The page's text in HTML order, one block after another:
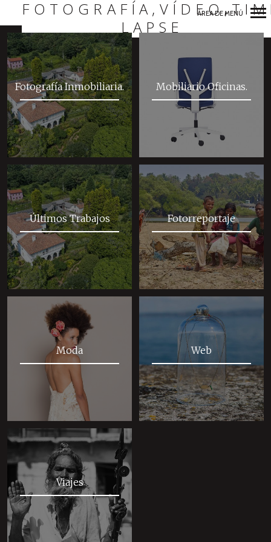
Navegación
Primaria
LAPSE
ÁREA DE MENÚ
Fotografía Inmobiliaria. Mobiliario Oficinas.
Últimos Trabajos Fotorreportaje
Moda Web
Viajes